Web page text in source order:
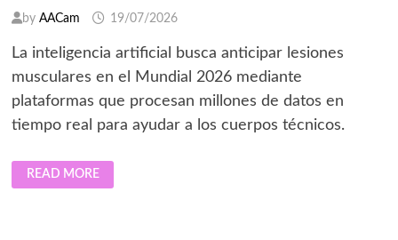
by AACam 19/07/2026
La inteligencia artificial busca anticipar lesiones
musculares en el Mundial 2026 mediante
plataformas que procesan millones de datos en
tiempo real para ayudar a los cuerpos técnicos.
LA
IA
DESDE
READ MORE